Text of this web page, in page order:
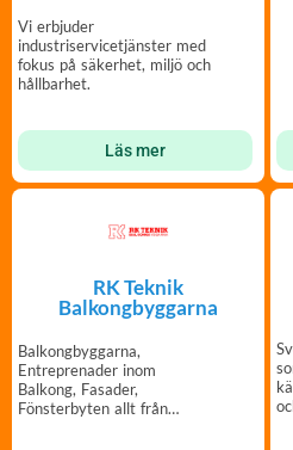
Vi erbjuder
industriservicetjänster med
fokus på säkerhet, miljö och
hållbarhet.
Läs mer
RK Teknik
Balkongbyggarna
Balkongbyggarna,
Entreprenader inom
Balkong, Fasader,
Fönsterbyten allt från